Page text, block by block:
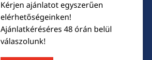
Kérjen ajánlatot egyszerűen
elérhetőségeinken!
Ajánlatkéréséres 48 órán belül
válaszolunk!